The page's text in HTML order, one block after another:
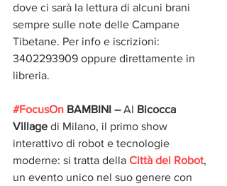
dove ci sarà la lettura di alcuni brani
sempre sulle note delle Campane
Tibetane. Per info e iscrizioni:
3402293909 oppure direttamente in
libreria.
#FocusOn BAMBINI – Al Bicocca
Village di Milano, il primo show
interattivo di robot e tecnologie
moderne: si tratta della Città dei Robot,
un evento unico nel suo genere con